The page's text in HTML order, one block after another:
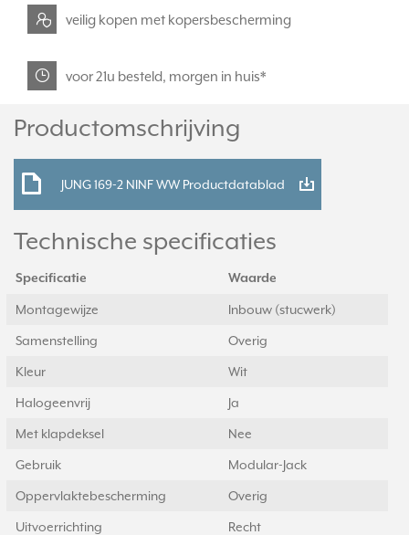
veilig kopen met kopersbescherming
voor 21u besteld, morgen in huis*
Productomschrijving
JUNG 169-2 NINF WW Productdatablad
Technische specificaties
Specificatie Waarde
Montagewijze Inbouw (stucwerk)
Samenstelling Overig
Kleur Wit
Halogeenvrij Ja
Met klapdeksel Nee
Gebruik Modular-Jack
Oppervlaktebescherming Overig
Uitvoerrichting Recht